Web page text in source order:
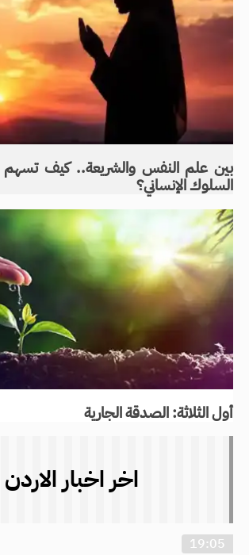
بين علم النفس والشريعة.. كيف تسهم
السلوك الإنساني؟
أول الثلاثة: الصدقة الجارية
اخر اخبار الاردن
19:05